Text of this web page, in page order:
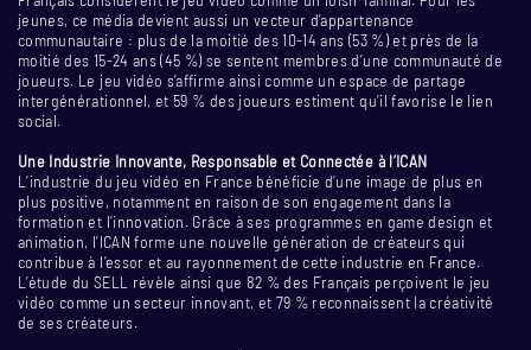
jeunes, ce média devient aussi un vecteur d’appartenance
communautaire : plus de la moitié des 10-14 ans (53 %) et près de la
moitié des 15-24 ans (45 %) se sentent membres d’une communauté de
joueurs. Le jeu vidéo s’affirme ainsi comme un espace de partage
intergénérationnel, et 59 % des joueurs estiment qu’il favorise le lien
social.
Une Industrie Innovante, Responsable et Connectée à l’ICAN
L’industrie du jeu vidéo en France bénéficie d’une image de plus en
plus positive, notamment en raison de son engagement dans la
formation et l’innovation. Grâce à ses programmes en game design et
animation, l’ICAN forme une nouvelle génération de créateurs qui
contribue à l’essor et au rayonnement de cette industrie en France.
L’étude du SELL révèle ainsi que 82 % des Français perçoivent le jeu
vidéo comme un secteur innovant, et 79 % reconnaissent la créativité
de ses créateurs.